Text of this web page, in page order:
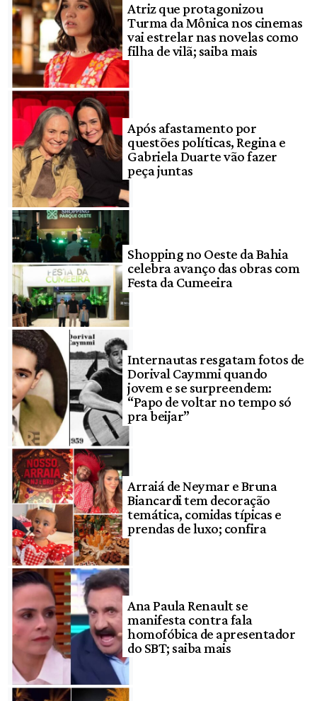
Atriz que protagonizou
Turma da Mônica nos cinemas
vai estrelar nas novelas como
filha de vilã; saiba mais
Após afastamento por
questões políticas, Regina e
Gabriela Duarte vão fazer
peça juntas
Shopping no Oeste da Bahia
celebra avanço das obras com
Festa da Cumeeira
Internautas resgatam fotos de
Dorival Caymmi quando
jovem e se surpreendem:
“Papo de voltar no tempo só
pra beijar”
Arraiá de Neymar e Bruna
Biancardi tem decoração
temática, comidas típicas e
prendas de luxo; confira
Ana Paula Renault se
manifesta contra fala
homofóbica de apresentador
do SBT; saiba mais